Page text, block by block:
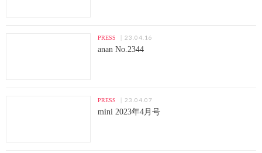
PRESS 23.04.16
anan No.2344
PRESS 23.04.07
mini 2023年4月号